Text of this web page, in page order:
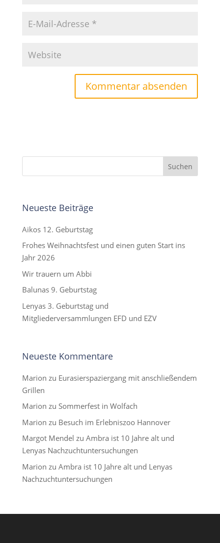
Neueste Beiträge
Aikos 12. Geburtstag
Frohes Weihnachtsfest und einen guten Start ins
Jahr 2026
Wir trauern um Abbi
Balunas 9. Geburtstag
Lenyas 3. Geburtstag und
Mitgliederversammlungen EFD und EZV
Neueste Kommentare
Marion zu Eurasierspaziergang mit anschließendem
Grillen
Marion zu Sommerfest in Wolfach
Marion zu Besuch im Erlebniszoo Hannover
Margot Mendel zu Ambra ist 10 Jahre alt und
Lenyas Nachzuchtuntersuchungen
Marion zu Ambra ist 10 Jahre alt und Lenyas
Nachzuchtuntersuchungen